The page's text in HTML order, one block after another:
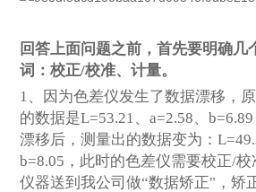
回答上面问题之前，首先要明确几
词：校正/校准、计量。
1、因为色差仪发生了数据漂移，
的数据是L=53.21、a=2.58、
漂移后，测量出的数据变为：
b=8.05，此时的色差仪需要校正/
仪器送到我公司做“数据矫正"，矫